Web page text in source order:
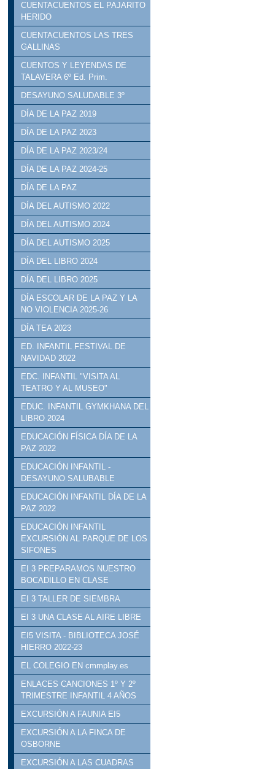
CUENTACUENTOS EL PAJARITO
HERIDO
CUENTACUENTOS LAS TRES
GALLINAS
CUENTOS Y LEYENDAS DE
TALAVERA 6º Ed. Prim.
DESAYUNO SALUDABLE 3º
DÍA DE LA PAZ 2019
DÍA DE LA PAZ 2023
DÍA DE LA PAZ 2023/24
DÍA DE LA PAZ 2024-25
DÍA DE LA PAZ
DÍA DEL AUTISMO 2022
DÍA DEL AUTISMO 2024
DÍA DEL AUTISMO 2025
DÍA DEL LIBRO 2024
DÍA DEL LIBRO 2025
DÍA ESCOLAR DE LA PAZ Y LA
NO VIOLENCIA 2025-26
DÍA TEA 2023
ED. INFANTIL FESTIVAL DE
NAVIDAD 2022
EDC. INFANTIL "VISITA AL
TEATRO Y AL MUSEO"
EDUC. INFANTIL GYMKHANA DEL
LIBRO 2024
EDUCACIÓN FÍSICA DÍA DE LA
PAZ 2022
EDUCACIÓN INFANTIL -
DESAYUNO SALUBABLE
EDUCACIÓN INFANTIL DÍA DE LA
PAZ 2022
EDUCACIÓN INFANTIL
EXCURSIÓN AL PARQUE DE LOS
SIFONES
EI 3 PREPARAMOS NUESTRO
BOCADILLO EN CLASE
EI 3 TALLER DE SIEMBRA
EI 3 UNA CLASE AL AIRE LIBRE
EI5 VISITA - BIBLIOTECA JOSÉ
HIERRO 2022-23
EL COLEGIO EN cmmplay.es
ENLACES CANCIONES 1º Y 2º
TRIMESTRE INFANTIL 4 AÑOS
EXCURSIÓN A FAUNIA EI5
EXCURSIÓN A LA FINCA DE
OSBORNE
EXCURSIÓN A LAS CUADRAS